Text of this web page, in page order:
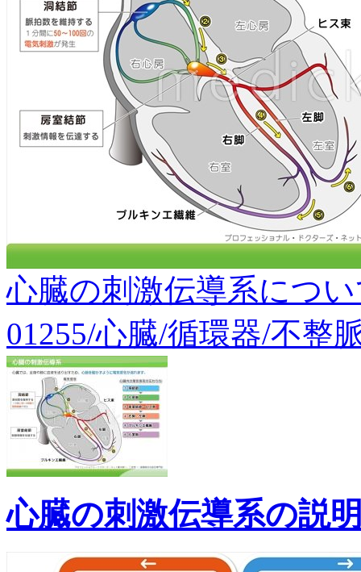
心臓の刺激伝導系につ
01255/心臓/循環器/不整
心臓の刺激伝導系の説